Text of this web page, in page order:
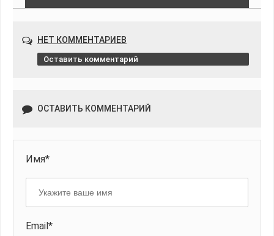
НЕТ КОММЕНТАРИЕВ
Оставить комментарий
ОСТАВИТЬ КОММЕНТАРИЙ
Имя*
Email*